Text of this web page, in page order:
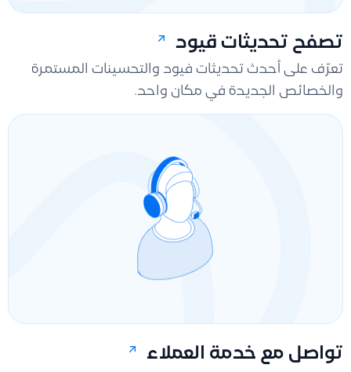
تصفح تحديثات قيود
تعرّف على أحدث تحديثات فيود والتحسينات المستمرة
والخصائص الجديدة في مكان واحد.
تواصل مع خدمة العملاء